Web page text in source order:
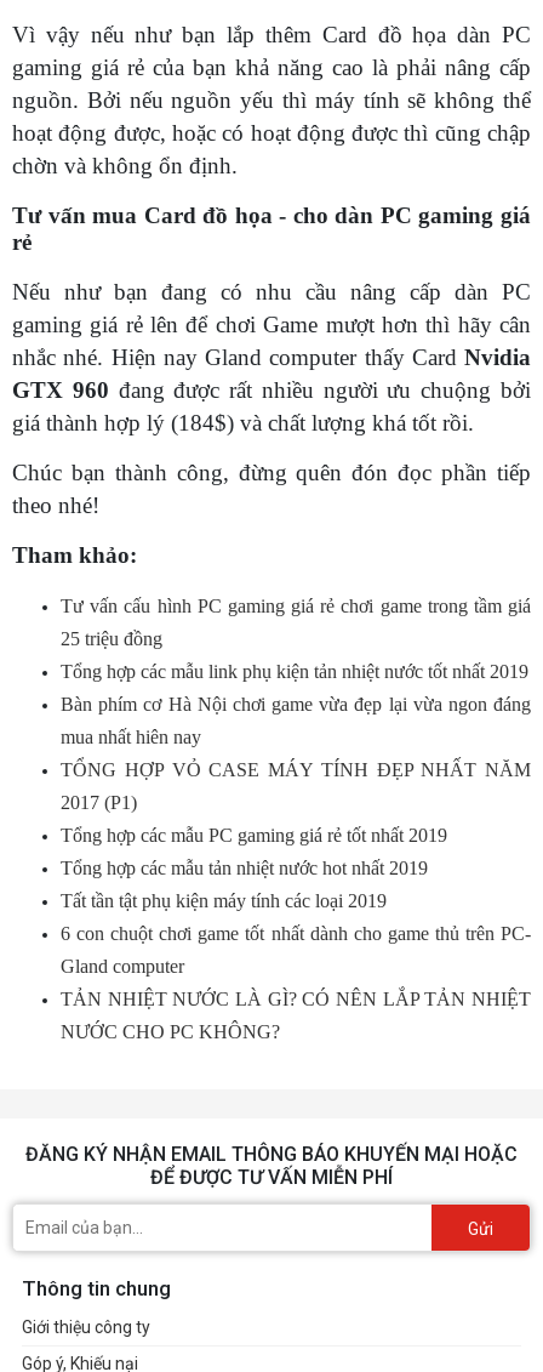
Vì vậy nếu như bạn lắp thêm Card đồ họa dàn PC
gaming giá rẻ của bạn khả năng cao là phải nâng cấp
nguồn. Bởi nếu nguồn yếu thì máy tính sẽ không thể
hoạt động được, hoặc có hoạt động được thì cũng chập
chờn và không ổn định.
Tư vấn mua Card đồ họa - cho dàn PC gaming giá
rẻ
Nếu như bạn đang có nhu cầu nâng cấp dàn PC
gaming giá rẻ lên để chơi Game mượt hơn thì hãy cân
nhắc nhé. Hiện nay Gland computer thấy Card Nvidia
GTX 960 đang được rất nhiều người ưu chuộng bởi
giá thành hợp lý (184$) và chất lượng khá tốt rồi.
Chúc bạn thành công, đừng quên đón đọc phần tiếp
theo nhé!
Tham khảo:
Tư vấn cấu hình PC gaming giá rẻ chơi game trong tầm giá
25 triệu đồng
Tổng hợp các mẫu link phụ kiện tản nhiệt nước tốt nhất 2019
Bàn phím cơ Hà Nội chơi game vừa đẹp lại vừa ngon đáng
mua nhất hiên nay
TỔNG HỢP VỎ CASE MÁY TÍNH ĐẸP NHẤT NĂM
2017 (P1)
Tổng hợp các mẫu PC gaming giá rẻ tốt nhất 2019
Tổng hợp các mẫu tản nhiệt nước hot nhất 2019
Tất tần tật phụ kiện máy tính các loại 2019
6 con chuột chơi game tốt nhất dành cho game thủ trên PC-
Gland computer
TẢN NHIỆT NƯỚC LÀ GÌ? CÓ NÊN LẮP TẢN NHIỆT
NƯỚC CHO PC KHÔNG?
ĐĂNG KÝ NHẬN EMAIL THÔNG BÁO KHUYẾN MẠI HOẶC
ĐỂ ĐƯỢC TƯ VẤN MIỄN PHÍ
Gửi
Thông tin chung
Giới thiệu công ty
Góp ý, Khiếu nại